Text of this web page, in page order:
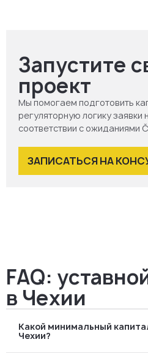
Запустите
проект
Мы помогаем подготовить
регуляторную логику заявки
соответствии с ожиданиями
ЗАПИСАТЬСЯ НА
FAQ:
в Чехии
Какой минимальный
Чехии?